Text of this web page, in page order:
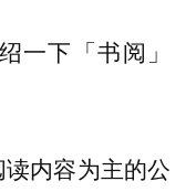
一下「书阅」
内容为主的公